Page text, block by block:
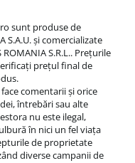
sunt produse de
S.A.U. și comercializate
ROMANIA S.R.L.. Prețurile
prețul final de
comentarii și orice
întrebări sau alte
nu este ilegal,
în nici un fel viața
de proprietate
diverse campanii de